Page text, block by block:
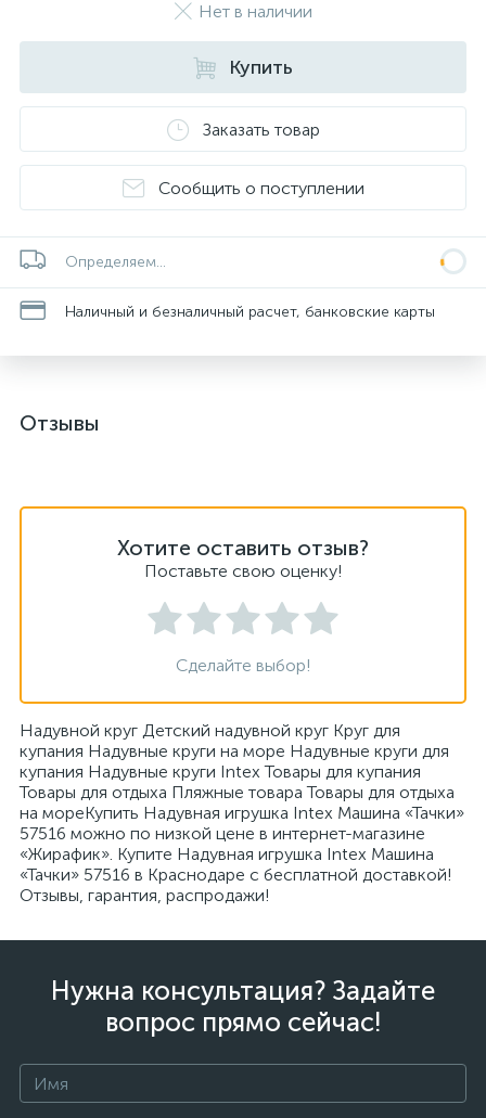
Нет в наличии
Купить
Заказать товар
Сообщить о поступлении
Определяем...
Наличный и безналичный расчет, банковские карты
Отзывы
Хотите оставить отзыв?
Поставьте свою оценку!
Сделайте выбор!
Надувной круг Детский надувной круг Круг для
купания Надувные круги на море Надувные круги для
купания Надувные круги Intex Товары для купания
Товары для отдыха Пляжные товара Товары для отдыха
на мореКупить Надувная игрушка Intex Машина «Тачки»
57516 можно по низкой цене в интернет-магазине
«Жирафик». Купите Надувная игрушка Intex Машина
«Тачки» 57516 в Краснодаре с бесплатной доставкой!
Отзывы, гарантия, распродажи!
Нужна консультация? Задайте
вопрос прямо сейчас!